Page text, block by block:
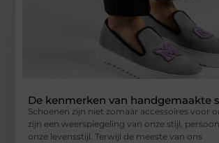
De kenmerken van handgemaakte
Schoenen zijn niet zomaar accessoires voor
zijn een weerspiegeling van onze stijl,
onze levensstijl. Terwijl de meeste van ons